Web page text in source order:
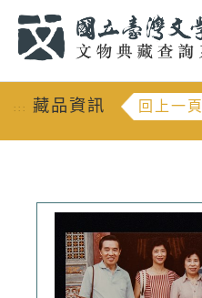
::: 藏品資訊 回上一頁